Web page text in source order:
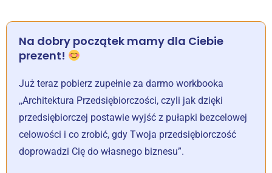
Na dobry początek mamy dla Ciebie
prezent!
Już teraz pobierz zupełnie za darmo workbooka
,,Architektura Przedsiębiorczości, czyli jak dzięki
przedsiębiorczej postawie wyjść z pułapki bezcelowej
celowości i co zrobić, gdy Twoja przedsiębiorczość
doprowadzi Cię do własnego biznesu”.